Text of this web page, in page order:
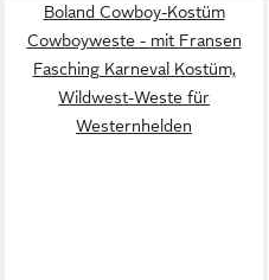
Boland Cowboy-Kostüm
Cowboyweste - mit Fransen
Fasching Karneval Kostüm,
Wildwest-Weste für
Westernhelden